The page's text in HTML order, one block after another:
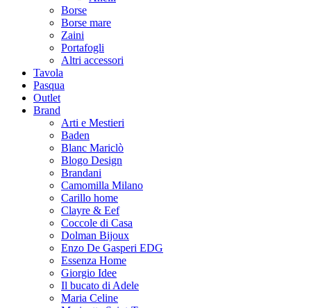
Borse
Borse mare
Zaini
Portafogli
Altri accessori
Tavola
Pasqua
Outlet
Brand
Arti e Mestieri
Baden
Blanc Mariclò
Blogo Design
Brandani
Camomilla Milano
Carillo home
Clayre & Eef
Coccole di Casa
Dolman Bijoux
Enzo De Gasperi EDG
Essenza Home
Giorgio Idee
Il bucato di Adele
Maria Celine